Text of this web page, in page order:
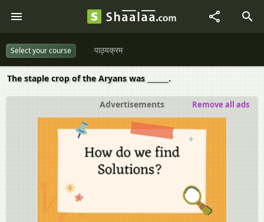
Select your course पाठ्यक्रम
The staple crop of the Aryans was ______.
Advertisements Remove all ads